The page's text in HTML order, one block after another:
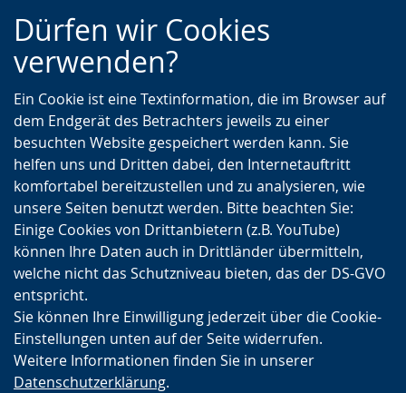
Zur
Hauptnavigation
Zur
Seitennavigation
Zum
Inhalt
Dürfen wir Cookies
verwenden?
Ein Cookie ist eine Textinformation, die im Browser auf
dem Endgerät des Betrachters jeweils zu einer
besuchten Website gespeichert werden kann. Sie
helfen uns und Dritten dabei, den Internetauftritt
komfortabel bereitzustellen und zu analysieren, wie
unsere Seiten benutzt werden. Bitte beachten Sie:
Einige Cookies von Drittanbietern (z.B. YouTube)
können Ihre Daten auch in Drittländer übermitteln,
welche nicht das Schutzniveau bieten, das der DS-GVO
entspricht.
Sie können Ihre Einwilligung jederzeit über die Cookie-
Einstellungen unten auf der Seite widerrufen.
Weitere Informationen finden Sie in unserer
Datenschutzerklärung.